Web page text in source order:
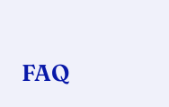
FAQ